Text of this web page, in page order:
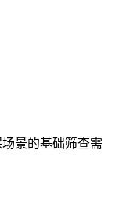
景的基础筛查需